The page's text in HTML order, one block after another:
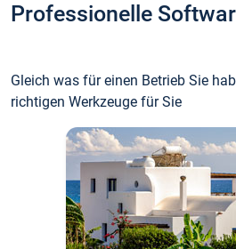
Professionelle
Gleich was für einen Betrieb Sie
richtigen Werkzeuge für Sie